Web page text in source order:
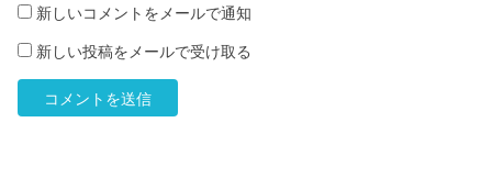
新しいコメントをメールで通知
新しい投稿をメールで受け取る